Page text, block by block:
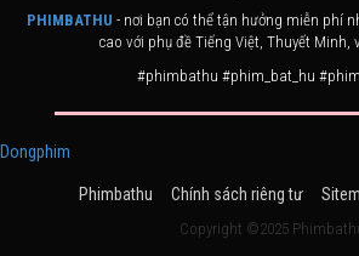
Ashoka Đại Đế
The Great Emperor Ashoka (2015)
PHIMBATHU - nơi bạn có thể tận hưởng miễn phí
cao với phụ đề Tiếng Việt, Thuyết Minh,
#phimbathu #phim_bat_hu
Dongphim
Phimbathu Chính sách riêng tư
Copyright ©2025